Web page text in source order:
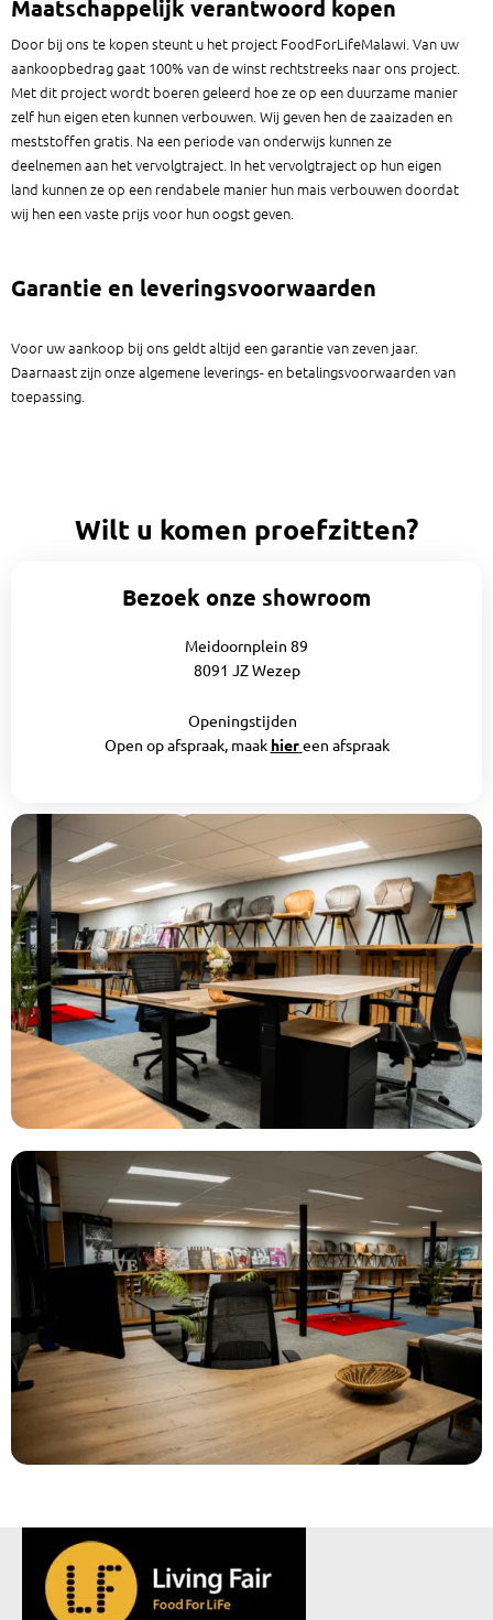
Maatschappelijk verantwoord kopen
Door bij ons te kopen steunt u het project FoodForLifeMalawi. Van uw
aankoopbedrag gaat 100% van de winst rechtstreeks naar ons project.
Met dit project wordt boeren geleerd hoe ze op een duurzame manier
zelf hun eigen eten kunnen verbouwen. Wij geven hen de zaaizaden en
meststoffen gratis. Na een periode van onderwijs kunnen ze
deelnemen aan het vervolgtraject. In het vervolgtraject op hun eigen
land kunnen ze op een rendabele manier hun mais verbouwen doordat
wij hen een vaste prijs voor hun oogst geven.
Garantie en leveringsvoorwaarden
Voor uw aankoop bij ons geldt altijd een garantie van zeven jaar.
Daarnaast zijn onze algemene leverings- en betalingsvoorwaarden van
toepassing.
Wilt u komen proefzitten?
Bezoek onze showroom
Meidoornplein 89
8091 JZ Wezep
Openingstijden
Open op afspraak, maak hiereen afspraak